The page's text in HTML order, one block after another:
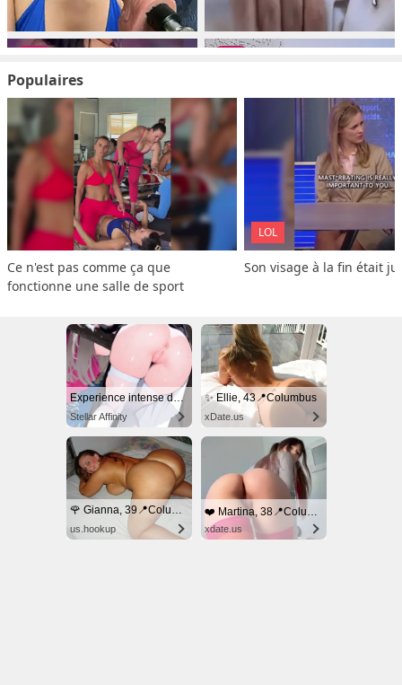
Populaires
Ce n'est pas comme ça que
fonctionne une salle de sport
LOL
Son visage à la fin était